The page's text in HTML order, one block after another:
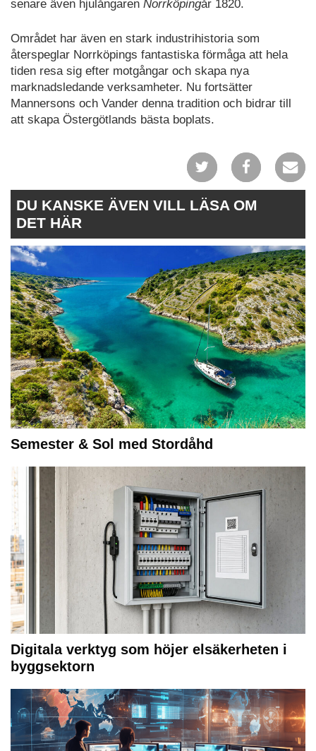
senare även hjulångaren Norrköpingår 1820.
Området har även en stark industrihistoria som
återspeglar Norrköpings fantastiska förmåga att hela
tiden resa sig efter motgångar och skapa nya
marknadsledande verksamheter. Nu fortsätter
Mannersons och Vander denna tradition och bidrar till
att skapa Östergötlands bästa boplats.
DU KANSKE ÄVEN VILL LÄSA OM
DET HÄR
Semester & Sol med Stordåhd
Digitala verktyg som höjer elsäkerheten i
byggsektorn